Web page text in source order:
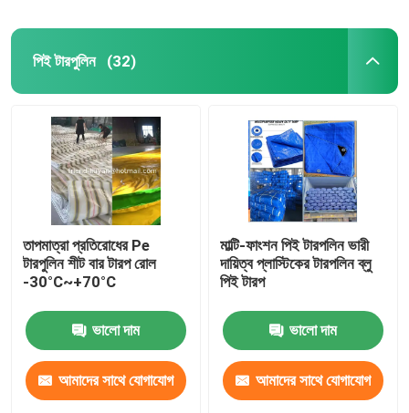
পিই টারপুলিন (32)
তাপমাত্রা প্রতিরোধের Pe
টারপুলিন শীট বার টারপ রোল
-30°C~+70°C
ভালো দাম
আমাদের সাথে যোগাযোগ
মাল্টি-ফাংশন পিই টারপলিন ভারী
দায়িত্ব প্লাস্টিকের টারপলিন ব্লু
পিই টারপ
ভালো দাম
আমাদের সাথে যোগাযোগ